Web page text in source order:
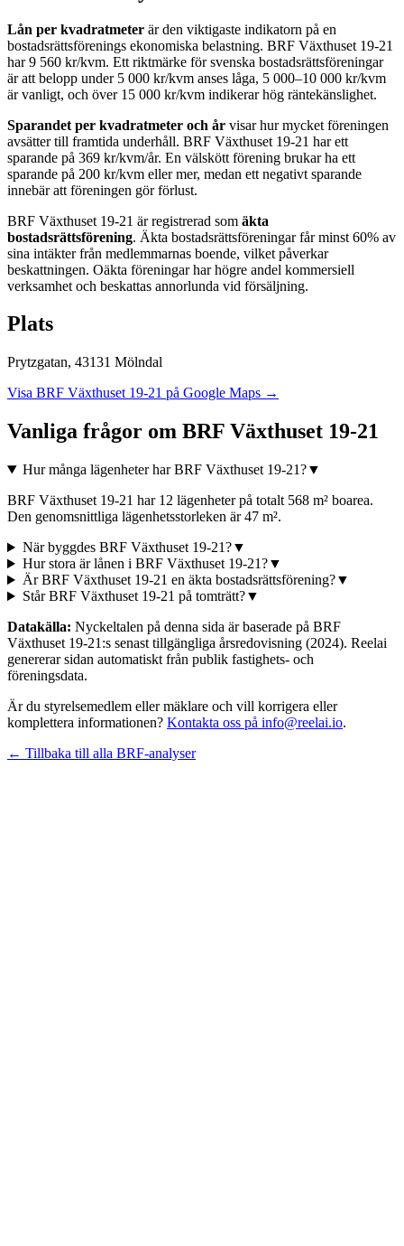
Lån per kvadratmeter är den viktigaste indikatorn på en
bostadsrättsförenings ekonomiska belastning. BRF Växthuset 19-21
har 9 560 kr/kvm. Ett riktmärke för svenska bostadsrättsföreningar
är att belopp under 5 000 kr/kvm anses låga, 5 000–10 000 kr/kvm
är vanligt, och över 15 000 kr/kvm indikerar hög räntekänslighet.
Sparandet per kvadratmeter och år visar hur mycket föreningen
avsätter till framtida underhåll. BRF Växthuset 19-21 har ett
sparande på 369 kr/kvm/år. En välskött förening brukar ha ett
sparande på 200 kr/kvm eller mer, medan ett negativt sparande
innebär att föreningen gör förlust.
BRF Växthuset 19-21 är registrerad som äkta
bostadsrättsförening. Äkta bostadsrättsföreningar får minst 60% av
sina intäkter från medlemmarnas boende, vilket påverkar
beskattningen. Oäkta föreningar har högre andel kommersiell
verksamhet och beskattas annorlunda vid försäljning.
Plats
Prytzgatan, 43131 Mölndal
Visa BRF Växthuset 19-21 på Google Maps →
Vanliga frågor om BRF Växthuset 19-21
Hur många lägenheter har BRF Växthuset 19-21?▼
BRF Växthuset 19-21 har 12 lägenheter på totalt 568 m² boarea.
Den genomsnittliga lägenhetsstorleken är 47 m².
När byggdes BRF Växthuset 19-21?▼
Hur stora är lånen i BRF Växthuset 19-21?▼
Är BRF Växthuset 19-21 en äkta bostadsrättsförening?▼
Står BRF Växthuset 19-21 på tomträtt?▼
Datakälla: Nyckeltalen på denna sida är baserade på BRF
Växthuset 19-21 :s senast tillgängliga årsredovisning (2024). Reelai
genererar sidan automatiskt från publik fastighets- och
föreningsdata.
Är du styrelsemedlem eller mäklare och vill korrigera eller
komplettera informationen? Kontakta oss på info@reelai.io.
← Tillbaka till alla BRF-analyser